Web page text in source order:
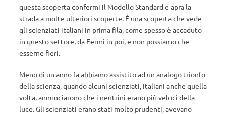
questa scoperta confermi il Modello Standard e apra la
strada a molte ulteriori scoperte. È una scoperta che vede
gli scienziati italiani in prima fila, come spesso è accaduto
in questo settore, da Fermi in poi, e non possiamo che
esserne fieri.
Meno di un anno fa abbiamo assistito ad un analogo trionfo
della scienza, quando alcuni scienziati, italiani anche quella
volta, annunciarono che i neutrini erano più veloci della
luce. Gli scienziati erano stati molto prudenti, avevano